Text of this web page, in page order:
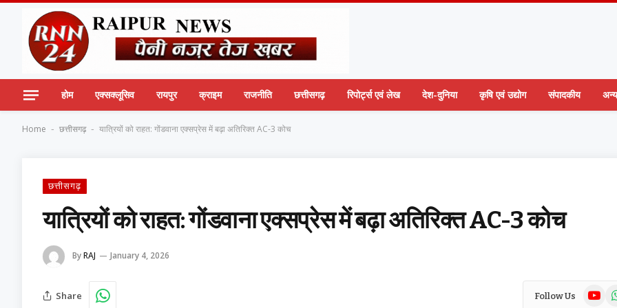
होम एक्सक्लूसिव रायपुर क्राइम राजनीति छत्तीसगढ़ रिपोर्ट्स एवं लेख देश-दुनिया कृषि एवं उद्योग संपादकीय अन्य
Home - छत्तीसगढ़ - यात्रियों को राहत: गोंडवाना एक्सप्रेस में बढ़ा अतिरिक्त AC-3 कोच
छत्तीसगढ़
यात्रियों को राहत: गोंडवाना एक्सप्रेस में बढ़ा अतिरिक्त AC-3 कोच
ByRAJ January 4, 2026
Share Follow Us